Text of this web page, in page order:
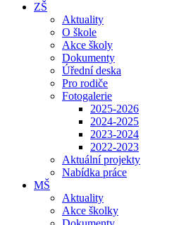
ZŠ
Aktuality
O škole
Akce školy
Dokumenty
Úřední deska
Pro rodiče
Fotogalerie
2025-2026
2024-2025
2023-2024
2022-2023
Aktuální projekty
Nabídka práce
MŠ
Aktuality
Akce školky